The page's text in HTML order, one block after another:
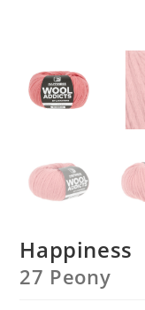
Happiness
27 Peony